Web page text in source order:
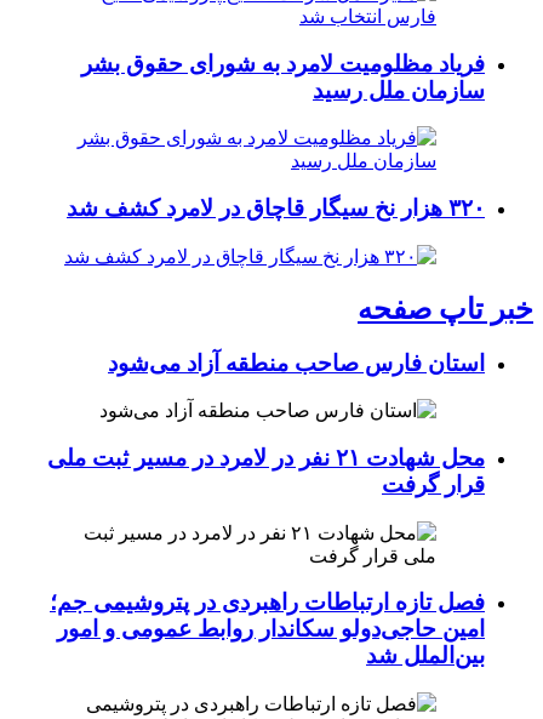
فریاد مظلومیت لامرد به شورای حقوق بشر
سازمان ملل رسید
۳۲۰ هزار نخ سیگار قاچاق در لامرد کشف شد
خبر تاپ صفحه
استان فارس صاحب منطقه آزاد می‌شود
محل شهادت ۲۱ نفر در لامرد در مسیر ثبت ملی
قرار گرفت
فصل تازه ارتباطات راهبردی در پتروشیمی جم؛
امین حاجی‌دولو سکاندار روابط عمومی و امور
بین‌الملل شد